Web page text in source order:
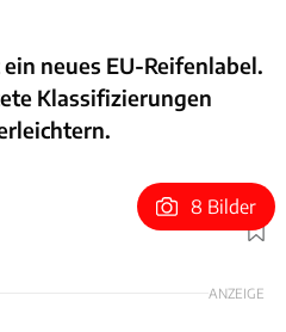
neues EU-Reifenlabel.
Klassifizierungen
Foto: Continental
8 Bilder
ANZEIGE